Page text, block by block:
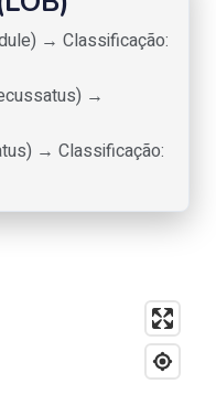
→ Classificação:
→
→ Classificação: